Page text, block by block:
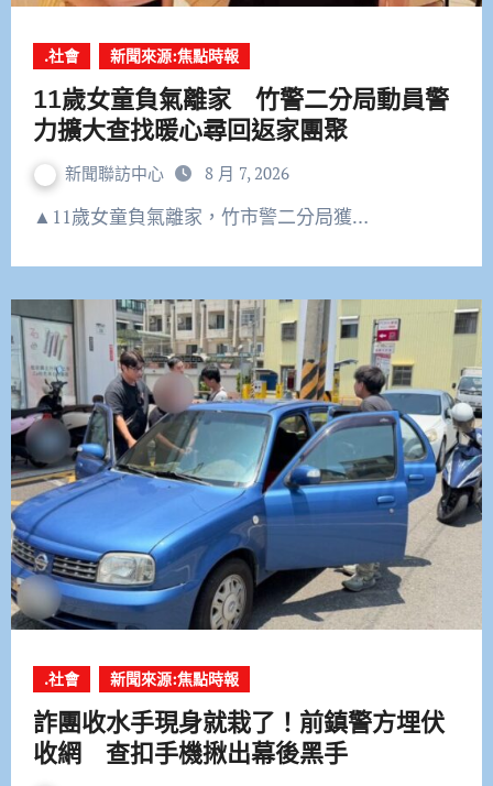
.社會 新聞來源:焦點時報
11歲女童負氣離家 竹警二分局動員警
力擴大查找暖心尋回返家團聚
新聞聯訪中心 8 月 7, 2026
▲11歲女童負氣離家，竹市警二分局獲…
.社會 新聞來源:焦點時報
詐團收水手現身就栽了！前鎮警方埋伏
收網 查扣手機揪出幕後黑手